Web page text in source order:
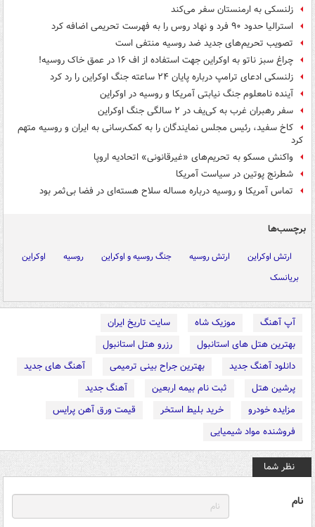
زلنسکی به ارمنستان سفر می‌کند
استرالیا حدود ۹۰ فرد و نهاد روس را به فهرست تحریمی اضافه کرد
تصویب تحریم‌های جدید ضد روسیه منتفی است
چراغ سبز ناتو به اوکراین جهت استفاده از اف ۱۶ در عمق خاک روسیه!
زلنسکی ادعای ترامپ درباره پایان ۲۴ ساعته جنگ اوکراین را رد کرد
آینده نامعلوم جنگ نیابتی آمریکا و روسیه در اوکراین
سفر رهبران غرب به کی‌یف در ۲ سالگی جنگ اوکراین
کاخ سفید، رئیس مجلس نمایندگان را به کمک‌رسانی به ایران و روسیه متهم
کرد
واکنش مسکو به تحریم‌های «غیرقانونی» اتحادیه اروپا
شطرنج پوتین در سیاست آمریکا
تماس آمریکا و روسیه درباره مساله سلاح هسته‌ای در فضا بی‌ثمر بود
برچسب‌ها
ارتش اوکراین ارتش روسیه جنگ روسیه و اوکراین روسیه
اوکراین
بریانسک
آپ آهنگ موزیک شاه
سایت تاریخ ایران
بهترین هتل های استانبول
رزرو هتل استانبول
دانلود آهنگ جدید
بهترین جراح بینی ترمیمی
آهنگ های جدید
پرشین هتل
ثبت نام بیمه اربعین
آهنگ جدید
مزایده خودرو
خرید بلیط استخر
قیمت ورق آهن پرایس
فروشنده مواد شیمیایی
نظر شما
نام